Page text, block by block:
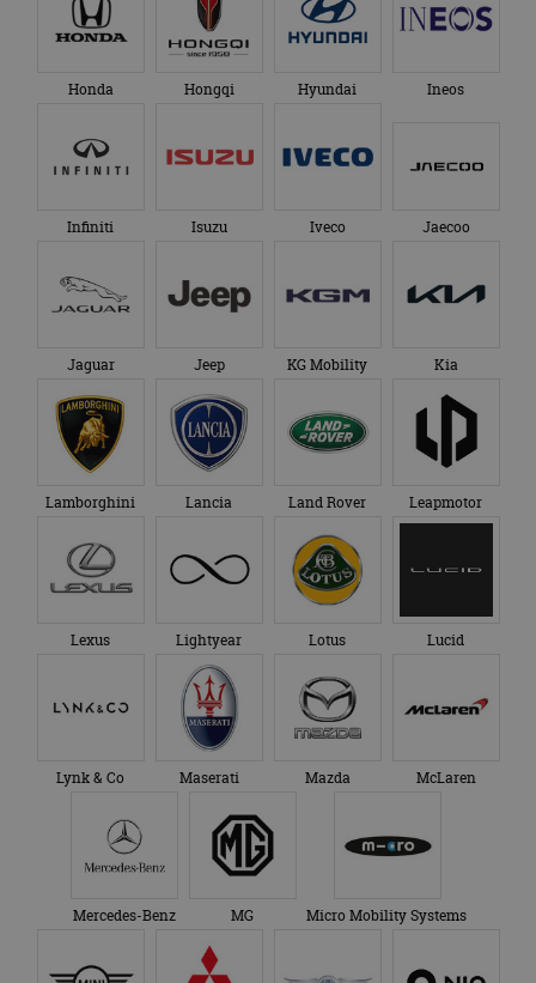
Honda Hongqi Hyundai Ineos
Infiniti Isuzu Iveco Jaecoo
Jaguar Jeep KG Mobility Kia
Lamborghini Lancia Land Rover Leapmotor
Lexus Lightyear Lotus Lucid
Lynk & Co Maserati Mazda McLaren
Mercedes-Benz MG Micro Mobility Systems